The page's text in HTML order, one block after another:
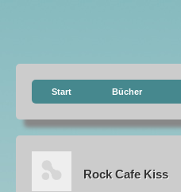
Start Bücher
Rock Cafe Kiss